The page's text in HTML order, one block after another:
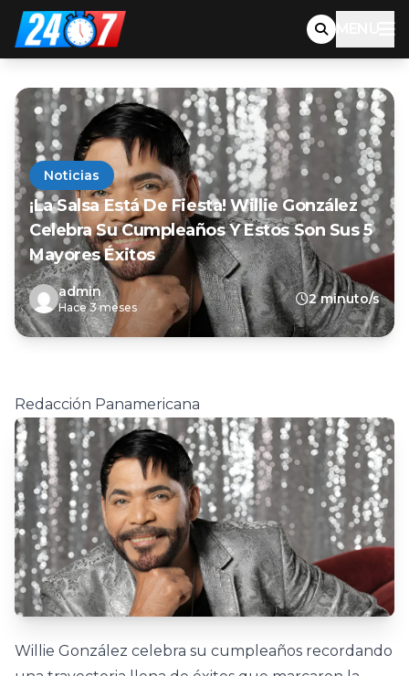
MENU
Noticias
¡La Salsa Está De Fiesta! Willie González
Celebra Su Cumpleaños Y Estos Son Sus 5
Mayores Éxitos
admin
Hace 3 meses
2 minuto/s
Redacción Panamericana
Willie González celebra su cumpleaños recordando